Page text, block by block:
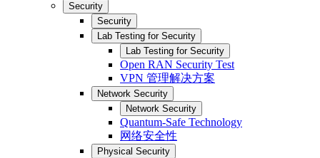
Security
Security
Lab Testing for Security
Lab Testing for Security
Open RAN Security Test
VPN 管理解决方案
Network Security
Network Security
Quantum-Safe Technology
网络安全性
Physical Security